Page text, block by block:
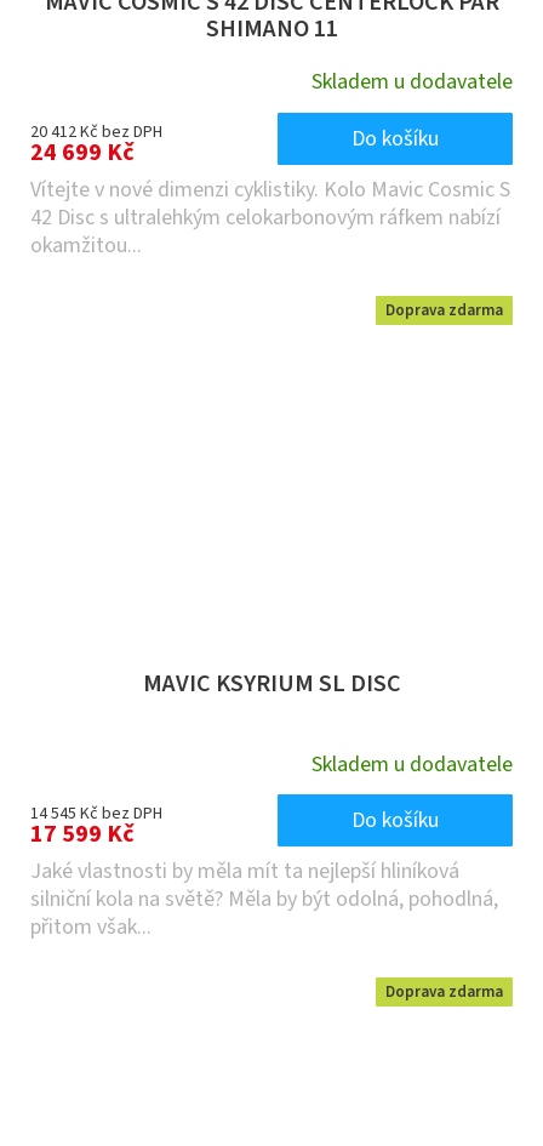
SHIMANO 11
Skladem u dodavatele
20 412 Kč bez DPH
24 699 Kč
Do košíku
Vítejte v nové dimenzi cyklistiky. Kolo Mavic Cosmic S
42 Disc s ultralehkým celokarbonovým ráfkem nabízí
okamžitou...
Doprava zdarma
MAVIC KSYRIUM SL DISC
Skladem u dodavatele
14 545 Kč bez DPH
17 599 Kč
Do košíku
Jaké vlastnosti by měla mít ta nejlepší hliníková
silniční kola na světě? Měla by být odolná, pohodlná,
přitom však...
Doprava zdarma